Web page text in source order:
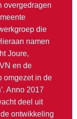
overgedragen
die
namen
Joure,
en de
omgezet in de
Anno 2017
deel uit
ontwikkeling